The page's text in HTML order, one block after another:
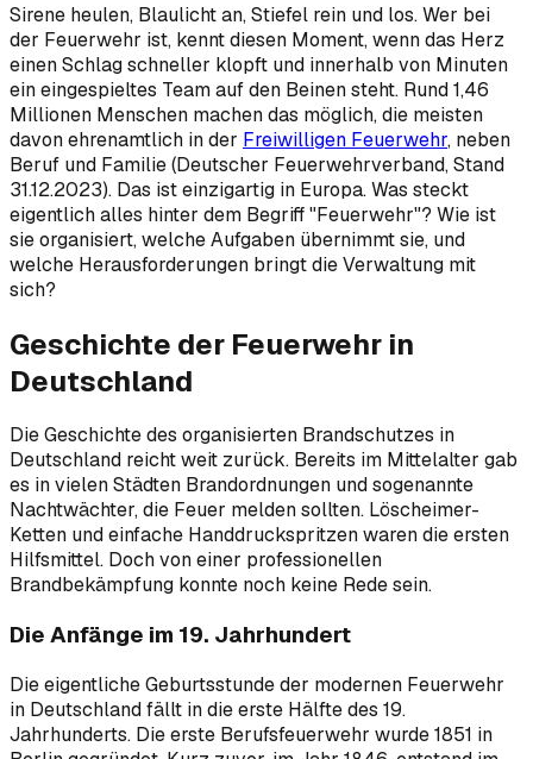
Sirene heulen, Blaulicht an, Stiefel rein und los. Wer bei
der Feuerwehr ist, kennt diesen Moment, wenn das Herz
einen Schlag schneller klopft und innerhalb von Minuten
ein eingespieltes Team auf den Beinen steht. Rund 1,46
Millionen Menschen machen das möglich, die meisten
davon ehrenamtlich in der Freiwilligen Feuerwehr, neben
Beruf und Familie (Deutscher Feuerwehrverband, Stand
31.12.2023). Das ist einzigartig in Europa. Was steckt
eigentlich alles hinter dem Begriff "Feuerwehr"? Wie ist
sie organisiert, welche Aufgaben übernimmt sie, und
welche Herausforderungen bringt die Verwaltung mit
sich?
Geschichte der Feuerwehr in
Deutschland
Die Geschichte des organisierten Brandschutzes in
Deutschland reicht weit zurück. Bereits im Mittelalter gab
es in vielen Städten Brandordnungen und sogenannte
Nachtwächter, die Feuer melden sollten. Löscheimer-
Ketten und einfache Handdruckspritzen waren die ersten
Hilfsmittel. Doch von einer professionellen
Brandbekämpfung konnte noch keine Rede sein.
Die Anfänge im 19. Jahrhundert
Die eigentliche Geburtsstunde der modernen Feuerwehr
in Deutschland fällt in die erste Hälfte des 19.
Jahrhunderts. Die erste Berufsfeuerwehr wurde 1851 in